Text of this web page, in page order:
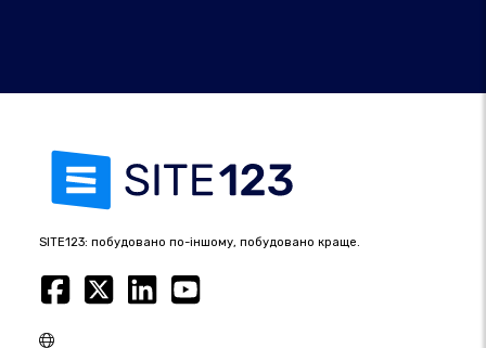
SITE123: побудовано по-іншому, побудовано краще.